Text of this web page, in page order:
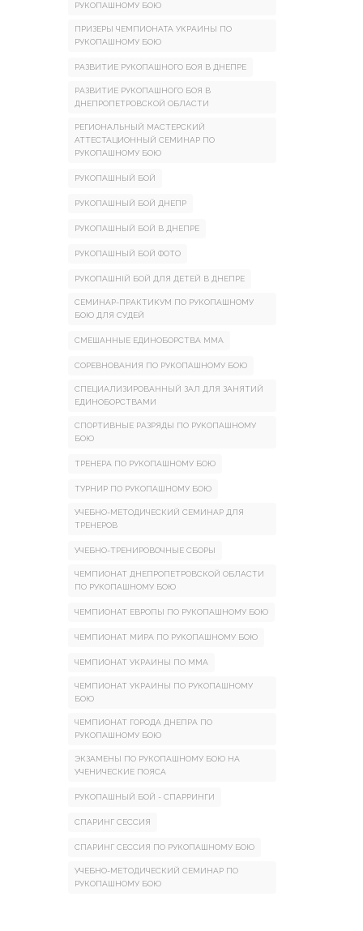
РУКОПАШНОМУ БОЮ
ПРИЗЕРЫ ЧЕМПИОНАТА УКРАИНЫ ПО
РУКОПАШНОМУ БОЮ
РАЗВИТИЕ РУКОПАШНОГО БОЯ В ДНЕПРЕ
РАЗВИТИЕ РУКОПАШНОГО БОЯ В
ДНЕПРОПЕТРОВСКОЙ ОБЛАСТИ
РЕГИОНАЛЬНЫЙ МАСТЕРСКИЙ
АТТЕСТАЦИОННЫЙ СЕМИНАР ПО
РУКОПАШНОМУ БОЮ
РУКОПАШНЫЙ БОЙ
РУКОПАШНЫЙ БОЙ ДНЕПР
РУКОПАШНЫЙ БОЙ В ДНЕПРЕ
РУКОПАШНЫЙ БОЙ ФОТО
РУКОПАШНІЙ БОЙ ДЛЯ ДЕТЕЙ В ДНЕПРЕ
СЕМИНАР-ПРАКТИКУМ ПО РУКОПАШНОМУ
БОЮ ДЛЯ СУДЕЙ
СМЕШАННЫЕ ЕДИНОБОРСТВА ММА
СОРЕВНОВАНИЯ ПО РУКОПАШНОМУ БОЮ
СПЕЦИАЛИЗИРОВАННЫЙ ЗАЛ ДЛЯ ЗАНЯТИЙ
ЕДИНОБОРСТВАМИ
СПОРТИВНЫЕ РАЗРЯДЫ ПО РУКОПАШНОМУ
БОЮ
ТРЕНЕРА ПО РУКОПАШНОМУ БОЮ
ТУРНИР ПО РУКОПАШНОМУ БОЮ
УЧЕБНО-МЕТОДИЧЕСКИЙ СЕМИНАР ДЛЯ
ТРЕНЕРОВ
УЧЕБНО-ТРЕНИРОВОЧНЫЕ СБОРЫ
ЧЕМПИОНАТ ДНЕПРОПЕТРОВСКОЙ ОБЛАСТИ
ПО РУКОПАШНОМУ БОЮ
ЧЕМПИОНАТ ЕВРОПЫ ПО РУКОПАШНОМУ БОЮ
ЧЕМПИОНАТ МИРА ПО РУКОПАШНОМУ БОЮ
ЧЕМПИОНАТ УКРАИНЫ ПО ММА
ЧЕМПИОНАТ УКРАИНЫ ПО РУКОПАШНОМУ
БОЮ
ЧЕМПИОНАТ ГОРОДА ДНЕПРА ПО
РУКОПАШНОМУ БОЮ
ЭКЗАМЕНЫ ПО РУКОПАШНОМУ БОЮ НА
УЧЕНИЧЕСКИЕ ПОЯСА
РУКОПАШНЫЙ БОЙ - СПАРРИНГИ
СПАРИНГ СЕССИЯ
СПАРИНГ СЕССИЯ ПО РУКОПАШНОМУ БОЮ
УЧЕБНО-МЕТОДИЧЕСКИЙ СЕМИНАР ПО
РУКОПАШНОМУ БОЮ